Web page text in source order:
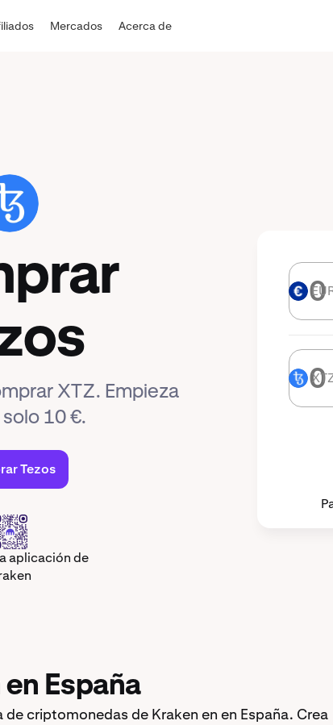
Mercados Acerca de
XTZ
XTZ. Empieza
10 €.
Tezos
aplicación de
EUR
XTZ
España
criptomonedas de Kraken en en España. Crea